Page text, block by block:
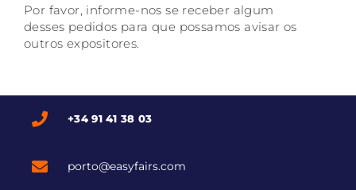
Por favor, informe-nos se receber algum
desses pedidos para que possamos avisar os
outros expositores.
+34 91 41 38 03
porto@easyfairs.com